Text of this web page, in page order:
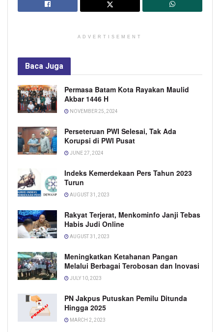
ADVERTISEMENT
Baca Juga
Permasa Batam Kota Rayakan Maulid
Akbar 1446 H
NOVEMBER 25, 2024
Perseteruan PWI Selesai, Tak Ada
Korupsi di PWI Pusat
JUNE 27, 2024
Indeks Kemerdekaan Pers Tahun 2023
Turun
AUGUST 31, 2023
Rakyat Terjerat, Menkominfo Janji Tebas
Habis Judi Online
AUGUST 31, 2023
Meningkatkan Ketahanan Pangan
Melalui Berbagai Terobosan dan Inovasi
JULY 10, 2023
PN Jakpus Putuskan Pemilu Ditunda
Hingga 2025
MARCH 2, 2023